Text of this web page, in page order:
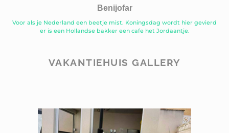
Benijofar
Voor als je Nederland een beetje mist. Koningsdag wordt hier gevierd
er is een Hollandse bakker een cafe het Jordaantje.
VAKANTIEHUIS GALLERY